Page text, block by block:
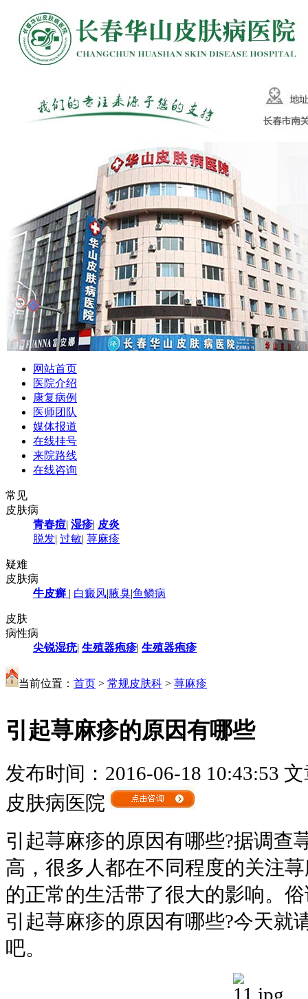
网站首页
医院介绍
康复病例
医师团队
媒体报道
在线挂号
来院路线
在线咨询
常见
皮肤病
青春痘| 湿疹| 皮炎
脱发| 过敏| 荨麻疹
疑难
皮肤病
牛皮癣 | 白癜风|腋臭|鱼鳞病
皮肤
病性病
尖锐湿疣| 生殖器疱疹| 生殖器疱疹
当前位置： 首页 > 常规皮肤科 > 荨麻疹
引起荨麻疹的原因有哪些
发布时间：2016-06-18 10:43:53 文
皮肤病医院
引起荨麻疹的原因有哪些?据调查
高，很多人都在不同程度的关注
的正常的生活带了很大的影响。
引起荨麻疹的原因有哪些?今天就
吧。